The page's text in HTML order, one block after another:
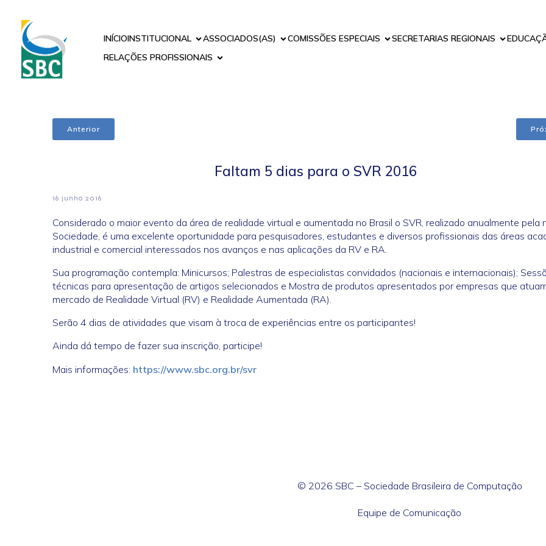
INÍCIOINSTITUCIONAL ASSOCIADOS(AS) COMISSÕES ESPECIAIS SECRETARIAS REGIONAIS
RELAÇÕES PROFISSIONAIS
Anterior
Faltam 5 dias para o SVR 2016
16 junho 2016
Considerado o maior evento da área de realidade virtual e aumentada no Brasil o SVR, realizado anualmente pela
Sociedade, é uma excelente oportunidade para pesquisadores, estudantes e diversos profissionais das áreas
industrial e comercial interessados nos avanços e nas aplicações da RV e RA.
Sua programação contempla: Minicursos; Palestras de especialistas convidados (nacionais e internacionais);
técnicas para apresentação de artigos selecionados e Mostra de produtos apresentados por empresas que
mercado de Realidade Virtual (RV) e Realidade Aumentada (RA).
Serão 4 dias de atividades que visam à troca de experiências entre os participantes!
Ainda dá tempo de fazer sua inscrição, participe!
Mais informações: https://www.sbc.org.br/svr
© 2026 SBC – Sociedade Brasileira de Computação
Equipe de Comunicação